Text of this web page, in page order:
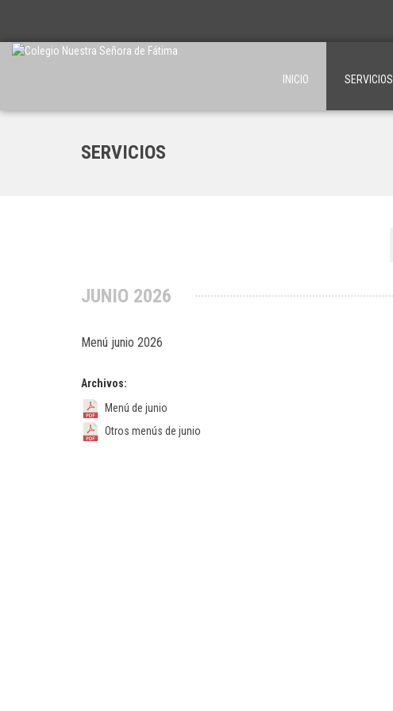
INICIO SERVICIOS
SERVICIOS
JUNIO 2026
Menú junio 2026
Archivos:
Menú de junio
Otros menús de junio